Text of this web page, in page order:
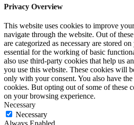
Privacy Overview
This website uses cookies to improve
navigate through the website. Out of
are categorized as necessary are stored
essential for the working of basic
also use third-party cookies that help us
you use this website. These cookies will
only with your consent. You also have
cookies. But opting out of some of these
on your browsing experience.
Necessary
Necessary